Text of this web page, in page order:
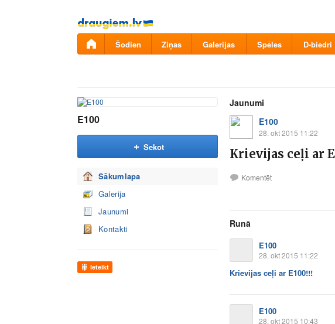
Pāriet
uz
saturu
Šodien Ziņas Galerijas Spēles D-biedri
E100
Sekot
Sākumlapa
Galerija
Jaunumi
Kontakti
Ieteikt
Jaunumi
E100
28. okt 2015 11:22
Krievijas ceļi ar
Komentēt
Runā
E100
28. okt 2015 11:22
Krievijas ceļi ar E100!!!
E100
28. okt 2015 10:43